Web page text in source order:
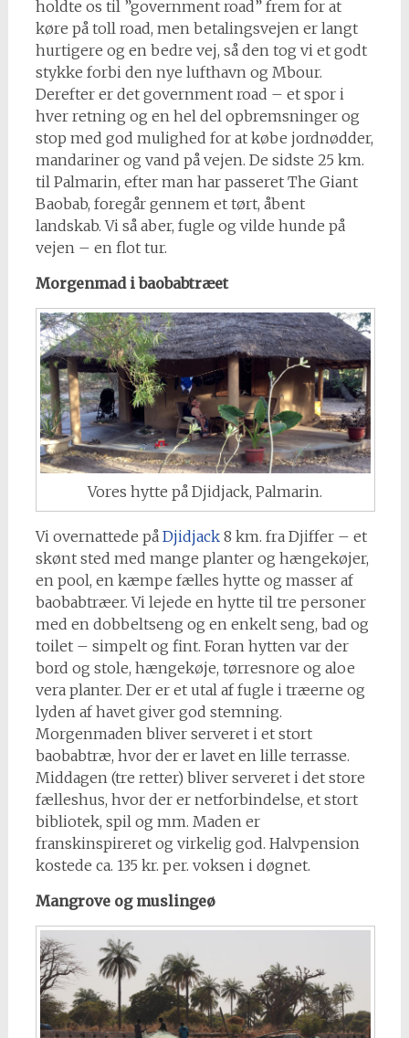
holdte os til ”government road” frem for at
køre på toll road, men betalingsvejen er langt
hurtigere og en bedre vej, så den tog vi et godt
stykke forbi den nye lufthavn og Mbour.
Derefter er det government road – et spor i
hver retning og en hel del opbremsninger og
stop med god mulighed for at købe jordnødder,
mandariner og vand på vejen. De sidste 25 km.
til Palmarin, efter man har passeret The Giant
Baobab, foregår gennem et tørt, åbent
landskab. Vi så aber, fugle og vilde hunde på
vejen – en flot tur.
Morgenmad i baobabtræet
Vores hytte på Djidjack, Palmarin.
Vi overnattede på Djidjack8 km. fra Djiffer – et
skønt sted med mange planter og hængekøjer,
en pool, en kæmpe fælles hytte og masser af
baobabtræer. Vi lejede en hytte til tre personer
med en dobbeltseng og en enkelt seng, bad og
toilet – simpelt og fint. Foran hytten var der
bord og stole, hængekøje, tørresnore og aloe
vera planter. Der er et utal af fugle i træerne og
lyden af havet giver god stemning.
Morgenmaden bliver serveret i et stort
baobabtræ, hvor der er lavet en lille terrasse.
Middagen (tre retter) bliver serveret i det store
fælleshus, hvor der er netforbindelse, et stort
bibliotek, spil og mm. Maden er
franskinspireret og virkelig god. Halvpension
kostede ca. 135 kr. per. voksen i døgnet.
Mangrove og muslingeø